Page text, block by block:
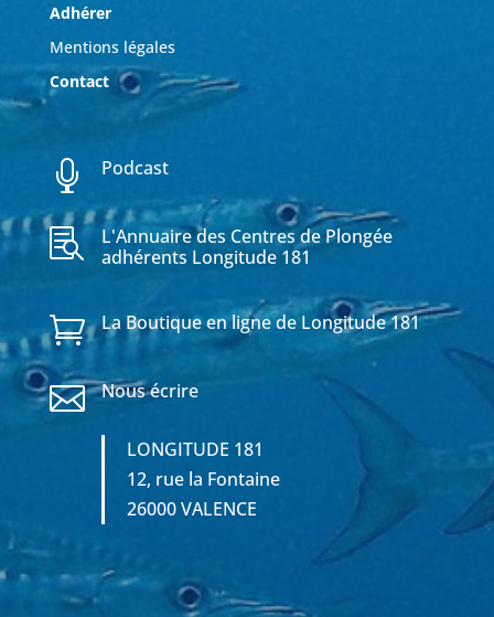
Adhérer
Mentions légales
Contact
 Podcast

L'Annuaire des Centres de Plongée
adhérents Longitude 181
 La Boutique en ligne de Longitude 181
 Nous écrire
LONGITUDE 181
12, rue la Fontaine
26000 VALENCE